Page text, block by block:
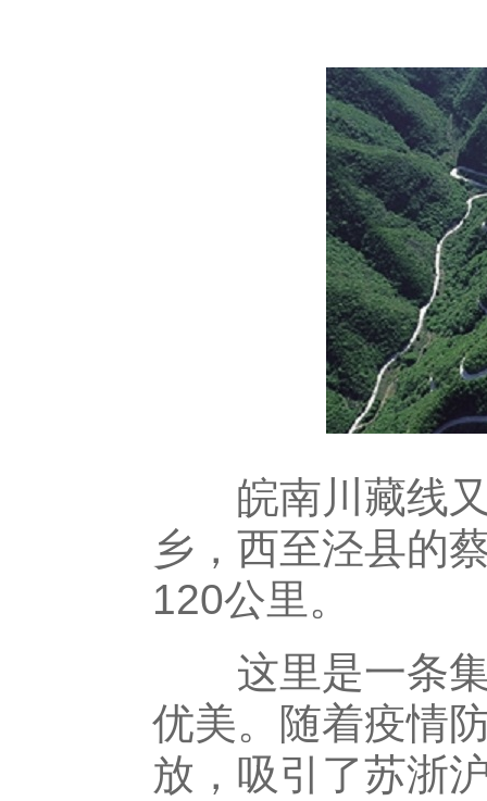
皖南川藏线又
乡，西至泾县的
120公里。
这里是一条集
优美。随着疫情
放，吸引了苏浙